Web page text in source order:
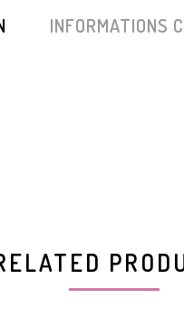
INFORMATIONS